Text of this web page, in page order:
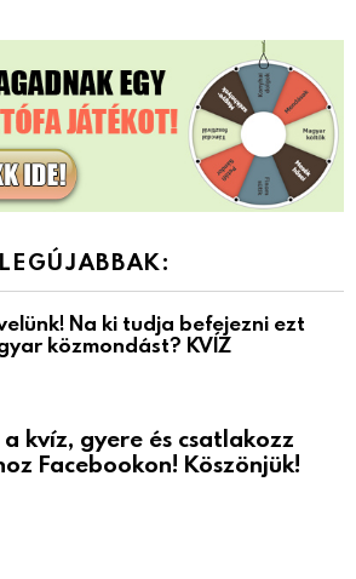
LEGÚJABBAK:
Na ki tudja befejezni ezt
közmondást? KVÍZ
kvíz, gyere és csatlakozz
Facebookon! Köszönjük!